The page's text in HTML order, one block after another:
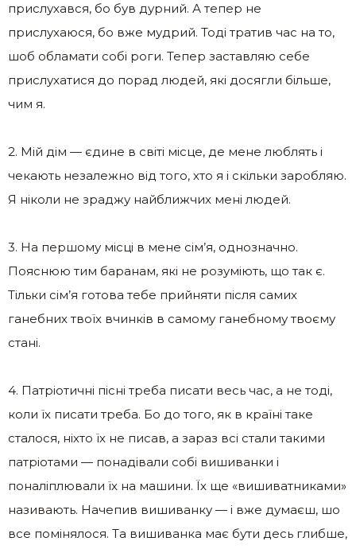
прислухався, бо був дурний. А тепер не
прислухаюся, бо вже мудрий. Тоді тратив час на то,
шоб обламати собі роги. Тепер заставляю себе
прислухатися до порад людей, які досягли більше,
чим я.
2. Мій дім — єдине в світі місце, де мене люблять і
чекають незалежно від того, хто я і скільки заробляю.
Я ніколи не зраджу найближчих мені людей.
3. На першому місці в мене сім’я, однозначно.
Пояснюю тим баранам, які не розуміють, що так є.
Тільки сім’я готова тебе прийняти після самих
ганебних твоїх вчинків в самому ганебному твоєму
стані.
4. Патріотичні пісні треба писати весь час, а не тоді,
коли їх писати треба. Бо до того, як в країні таке
сталося, ніхто їх не писав, а зараз всі стали такими
патріотами — понадівали собі вишиванки і
поналіплювали їх на машини. Їх ще «вишиватниками»
називають. Начепив вишиванку — і вже думаєш, шо
все помінялося. Та вишиванка має бути десь глибше,